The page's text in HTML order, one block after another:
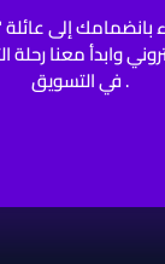
إلى
وابدأ معنا رحلة
في التسويق .